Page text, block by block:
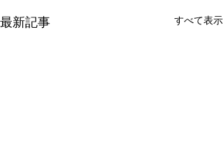
最新記事 すべて表示